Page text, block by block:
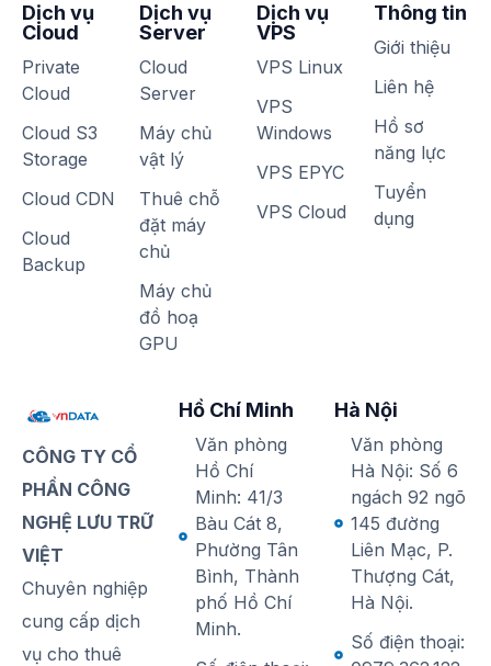
Dịch vụ
Cloud
Private
Cloud
Cloud S3
Storage
Cloud CDN
Cloud
Backup
Dịch vụ
Server
Cloud
Server
Máy chủ
vật lý
Thuê chỗ
đặt máy
chủ
Máy chủ
đồ hoạ
GPU
Dịch vụ
VPS
VPS Linux
VPS
Windows
VPS EPYC
VPS Cloud
Thông tin
Giới thiệu
Liên hệ
Hồ sơ
năng lực
Tuyển
dụng
CÔNG TY CỔ
PHẦN CÔNG
NGHỆ LƯU TRỮ
VIỆT
Chuyên nghiệp
cung cấp dịch
vụ cho thuê
Hồ Chí Minh
Văn phòng
Hồ Chí
Minh: 41/3
Bàu Cát 8,
Phường Tân
Bình, Thành
phố Hồ Chí
Minh.
Hà Nội
Văn phòng
Hà Nội: Số 6
ngách 92 ngõ
145 đường
Liên Mạc, P.
Thượng Cát,
Hà Nội.
Số điện thoại: